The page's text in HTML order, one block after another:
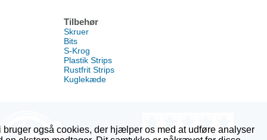
Tilbehør
Skruer
Bits
S-Krog
Plastik Strips
Rustfrit Strips
Kuglekæde
også cookies, der hjælper os med at udføre analyser